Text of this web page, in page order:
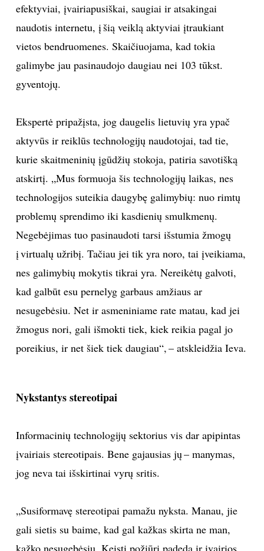
PRIVATUMO POLITIKA
Sekite mus:
NAUJIENLAIŠKĮ
Prenumeruodami portalą,
taisyklėmis
efektyviai, įvairiapusiškai, saugiai ir atsakingai
naudotis internetu, į šią veiklą aktyviai įtraukiant
vietos bendruomenes. Skaičiuojama, kad tokia
galimybe jau pasinaudojo daugiau nei 103 tūkst.
gyventojų.
Ekspertė pripažįsta, jog daugelis lietuvių yra ypač
aktyvūs ir reiklūs technologijų naudotojai, tad tie,
kurie skaitmeninių įgūdžių stokoja, patiria savotišką
atskirtį. „Mus formuoja šis technologijų laikas, nes
technologijos suteikia daugybę galimybių: nuo rimtų
problemų sprendimo iki kasdienių smulkmenų.
Negebėjimas tuo pasinaudoti tarsi išstumia žmogų
į virtualų užribį. Tačiau jei tik yra noro, tai įveikiama,
nes galimybių mokytis tikrai yra. Nereikėtų galvoti,
kad galbūt esu pernelyg garbaus amžiaus ar
nesugebėsiu. Net ir asmeniniame rate matau, kad jei
žmogus nori, gali išmokti tiek, kiek reikia pagal jo
poreikius, ir net šiek tiek daugiau“, – atskleidžia Ieva.
Nykstantys stereotipai
Informacinių technologijų sektorius vis dar apipintas
įvairiais stereotipais. Bene gajausias jų – manymas,
jog neva tai išskirtinai vyrų sritis.
„Susiformavę stereotipai pamažu nyksta. Manau, jie
gali sietis su baime, kad gal kažkas skirta ne man,
kažko nesugebėsiu. Keisti požiūrį padeda ir įvairios